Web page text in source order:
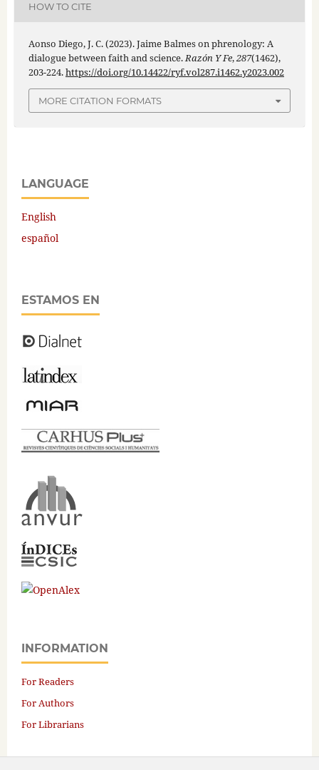
HOW TO CITE
Aonso Diego, J. C. (2023). Jaime Balmes on phrenology: A
dialogue between faith and science. Razón Y Fe,287(1462),
203-224.https://doi.org/10.14422/ryf.vol287.i1462.y2023.002
MORE CITATION FORMATS
LANGUAGE
English
español
ESTAMOS EN
INFORMATION
For Readers
For Authors
For Librarians